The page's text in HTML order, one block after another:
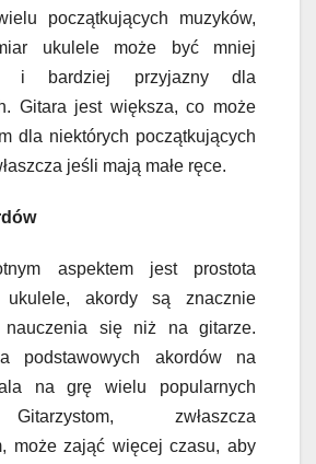
początkujących muzyków,
ukulele może być mniej
i bardziej przyjazny dla
Gitara jest większa, co może
dla niektórych początkujących
jeśli mają małe ręce.
aspektem jest prostota
ukulele, akordy są znacznie
nauczenia się niż na gitarze.
podstawowych akordów na
na grę wielu popularnych
zwłaszcza
może zająć więcej czasu, aby